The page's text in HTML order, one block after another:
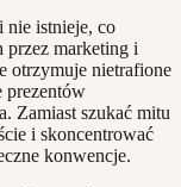
nie istnieje, co
przez marketing i
otrzymuje nietrafione
prezentów
Zamiast szukać mitu
i skoncentrować
konwencje.